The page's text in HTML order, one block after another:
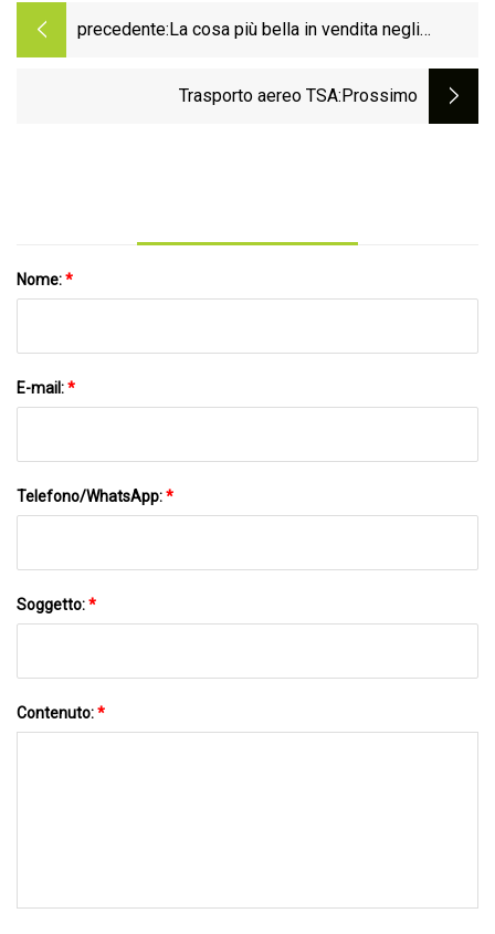
precedente: La cosa più bella in vendita negli
putter Kraken Golf Bourne
Trasporto aereo TSA:Prossimo
Nome:*
E-mail:*
Telefono/WhatsApp:*
Soggetto:*
Contenuto:*